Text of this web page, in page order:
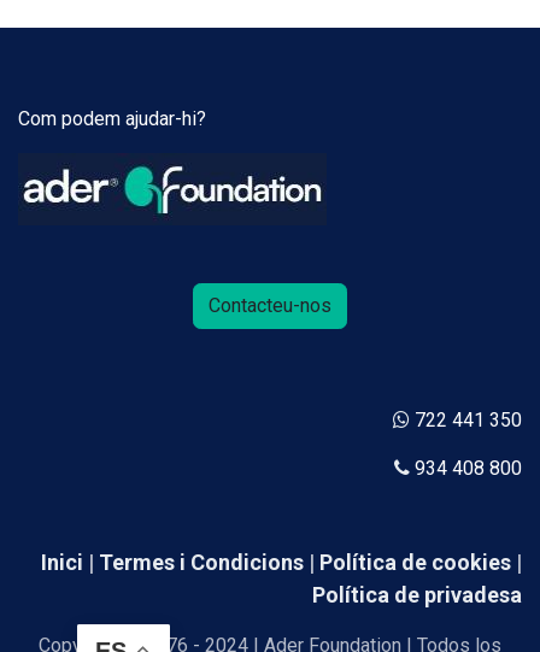
Com podem ajudar-hi?
Contacteu-nos
722 441 350
934 408 800
Inici | Termes i Condicions | Política de cookies |
Política de privadesa
Copyright © 1976 - 2024 | Ader Foundation | Todos los